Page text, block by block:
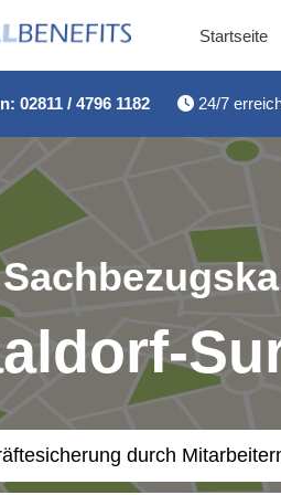
Startseite
02811 / 4796 1182 24/7
durch